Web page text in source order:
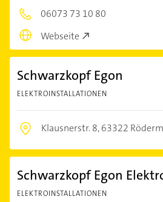
06073 73 10 80
Webseite
Schwarzkopf Egon
ELEKTROINSTALLATIONEN
Klausnerstr. 8,63322
Schwarzkopf Egon
ELEKTROINSTALLATIONEN